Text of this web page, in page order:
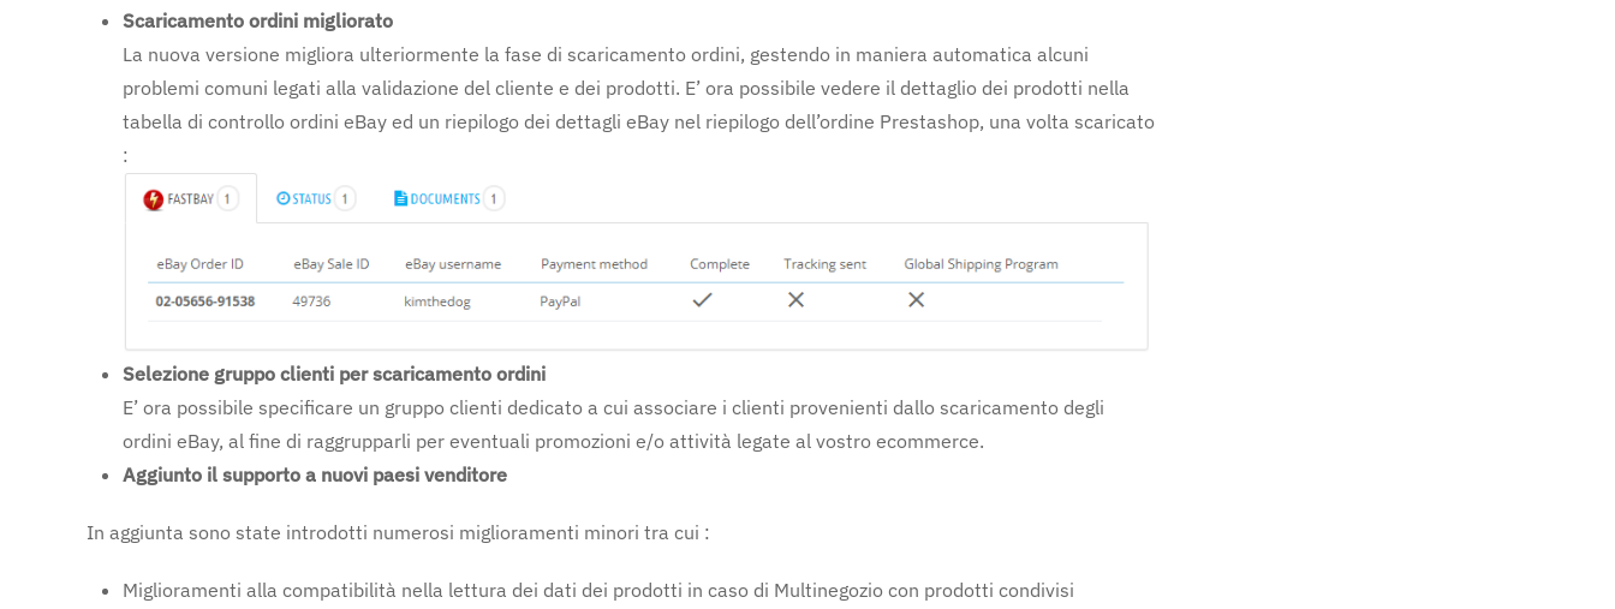
Scaricamento ordini migliorato
La nuova versione migliora ulteriormente la fase di scaricamento ordini, gestendo in maniera automatica alcuni
problemi comuni legati alla validazione del cliente e dei prodotti. E’ ora possibile vedere il dettaglio dei prodotti nella
tabella di controllo ordini eBay ed un riepilogo dei dettagli eBay nel riepilogo dell’ordine Prestashop, una volta scaricato
:
Selezione gruppo clienti per scaricamento ordini
E’ ora possibile specificare un gruppo clienti dedicato a cui associare i clienti provenienti dallo scaricamento degli
ordini eBay, al fine di raggrupparli per eventuali promozioni e/o attività legate al vostro ecommerce.
Aggiunto il supporto a nuovi paesi venditore
In aggiunta sono state introdotti numerosi miglioramenti minori tra cui :
Miglioramenti alla compatibilità nella lettura dei dati dei prodotti in caso di Multinegozio con prodotti condivisi